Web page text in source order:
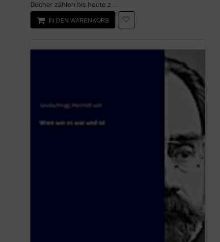
Bücher zählen bis heute zu den wichtigsten kulturellen Errungenschaften der Menschheit. Ihre Erfi...
IN DEN WARENKORB